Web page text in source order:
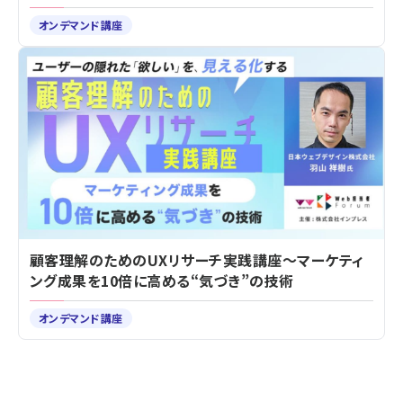
オンデマンド講座
顧客理解のためのUXリサーチ実践講座～マーケティ
ング成果を10倍に高める“気づき”の技術
オンデマンド講座